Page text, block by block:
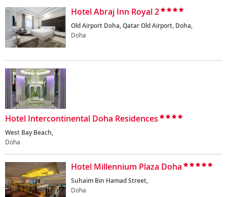
Hotel Abraj Inn Royal 2
Old Airport Doha, Qatar Old Airport, Doha,
Doha
Hotel Intercontinental Doha Residences
West Bay Beach,
Doha
Hotel Millennium Plaza Doha
Suhaim Bin Hamad Street,
Doha